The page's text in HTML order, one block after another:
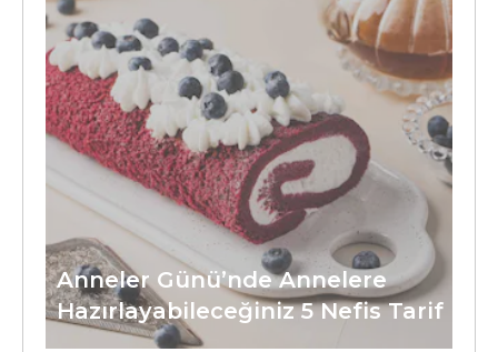
Anneler Günü’nde Annelere
Hazırlayabileceğiniz 5 Nefis Tarif